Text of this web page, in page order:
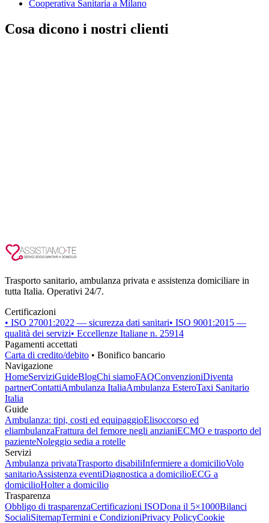
Cooperativa Sanitaria a Milano
Cosa dicono i nostri clienti
Trasporto sanitario, ambulanza privata e assistenza domiciliare in
tutta Italia. Operativi 24/7.
Certificazioni
• ISO 27001:2022 — sicurezza dati sanitari• ISO 9001:2015 —
qualità dei servizi• Eccellenze Italiane n. 25914
Pagamenti accettati
Carta di credito/debito • Bonifico bancario
Navigazione
HomeServiziGuideBlogChi siamoFAQConvenzioniDiventa
partnerContattiAmbulanza ItaliaAmbulanza EsteroTaxi Sanitario
Italia
Guide
Ambulanza: tipi, costi ed equipaggioElisoccorso ed
eliambulanzaFrattura del femore negli anzianiECMO e trasporto del
pazienteNoleggio sedia a rotelle
Servizi
Ambulanza privataTrasporto disabiliInfermiere a domicilioVolo
sanitarioAssistenza eventiDiagnostica a domicilioECG a
domicilioHolter a domicilio
Trasparenza
Obbligo di trasparenzaCertificazioni ISODona il 5×1000Bilanci
SocialiSitemapTermini e CondizioniPrivacy PolicyCookie